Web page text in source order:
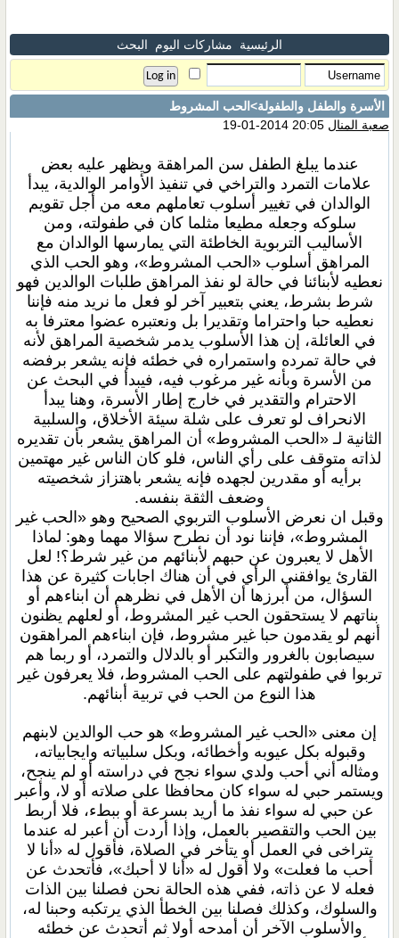
الرئيسية مشاركات اليوم البحث
الأسرة والطفل والطفولة>الحب المشروط
صعبة المنال 20:05 2014-01-19
عندما يبلغ الطفل سن المراهقة ويظهر عليه بعض
علامات التمرد والتراخي في تنفيذ الأوامر الوالدية، يبدأ
الوالدان في تغيير أسلوب تعاملهم معه من أجل تقويم
سلوكه وجعله مطيعا مثلما كان في طفولته، ومن
الأساليب التربوية الخاطئة التي يمارسها الوالدان مع
المراهق أسلوب «الحب المشروط»، وهو الحب الذي
نعطيه لأبنائنا في حالة لو نفذ المراهق طلبات الوالدين فهو
شرط بشرط، يعني بتعبير آخر لو فعل ما نريد منه فإننا
نعطيه حبا واحتراما وتقديرا بل ونعتبره عضوا معترفا به
في العائلة، إن هذا الأسلوب يدمر شخصية المراهق لأنه
في حالة تمرده واستمراره في خطئه فإنه يشعر برفضه
من الأسرة وبأنه غير مرغوب فيه، فيبدأ في البحث عن
الاحترام والتقدير في خارج إطار الأسرة، وهنا يبدأ
الانحراف لو تعرف على شلة سيئة الأخلاق، والسلبية
الثانية لـ «الحب المشروط» أن المراهق يشعر بأن تقديره
لذاته متوقف على رأي الناس، فلو كان الناس غير مهتمين
برأيه أو مقدرين لجهده فإنه يشعر باهتزاز شخصيته
وضعف الثقة بنفسه.
وقبل ان نعرض الأسلوب التربوي الصحيح وهو «الحب غير
المشروط»، فإننا نود أن نطرح سؤالا مهما وهو: لماذا
الأهل لا يعبرون عن حبهم لأبنائهم من غير شرط؟! لعل
القارئ يوافقني الرأي في أن هناك اجابات كثيرة عن هذا
السؤال، من أبرزها أن الأهل في نظرهم أن ابناءهم أو
بناتهم لا يستحقون الحب غير المشروط، أو لعلهم يظنون
أنهم لو يقدمون حبا غير مشروط، فإن ابناءهم المراهقون
سيصابون بالغرور والتكبر أو بالدلال والتمرد، أو ربما هم
تربوا في طفولتهم على الحب المشروط، فلا يعرفون غير
هذا النوع من الحب في تربية أبنائهم.
إن معنى «الحب غير المشروط» هو حب الوالدين لابنهم
وقبوله بكل عيوبه وأخطائه، وبكل سلبياته وايجابياته،
ومثاله أني أحب ولدي سواء نجح في دراسته أو لم ينجح،
ويستمر حبي له سواء كان محافظا على صلاته أو لا، وأعبر
عن حبي له سواء نفذ ما أريد بسرعة أو ببطء، فلا أربط
بين الحب والتقصير بالعمل، وإذا أردت أن أعبر له عندما
يتراخى في العمل أو يتأخر في الصلاة، فأقول له «أنا لا
أحب ما فعلت» ولا أقول له «أنا لا أحبك»، فأتحدث عن
فعله لا عن ذاته، ففي هذه الحالة نحن فصلنا بين الذات
والسلوك، وكذلك فصلنا بين الخطأ الذي يرتكبه وحبنا له،
والأسلوب الآخر أن أمدحه أولا ثم أتحدث عن خطئه